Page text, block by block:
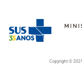
Copyright © 2021